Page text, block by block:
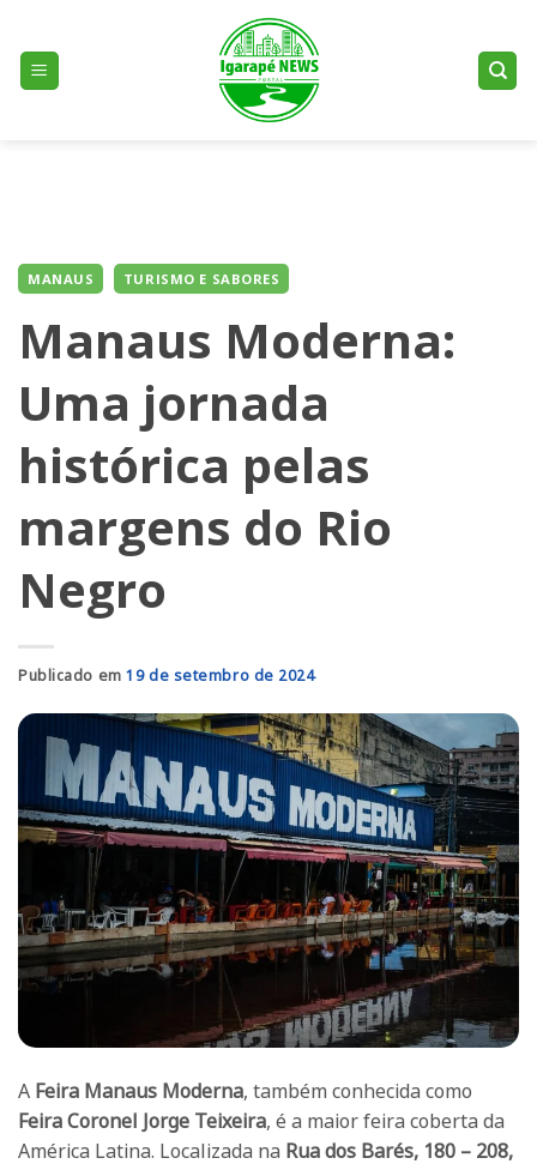
content
MANAUS TURISMO E SABORES
Manaus Moderna:
Uma jornada
histórica pelas
margens do Rio
Negro
Publicado em19 de setembro de 2024
A Feira Manaus Moderna, também conhecida como
Feira Coronel Jorge Teixeira, é a maior feira coberta da
América Latina. Localizada na Rua dos Barés, 180 – 208,